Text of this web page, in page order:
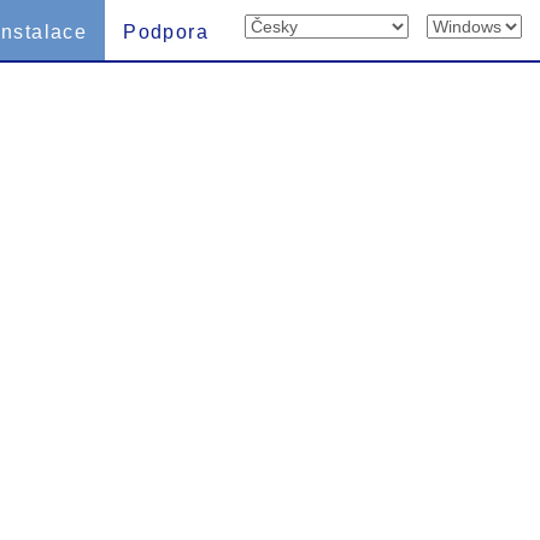
Podpora